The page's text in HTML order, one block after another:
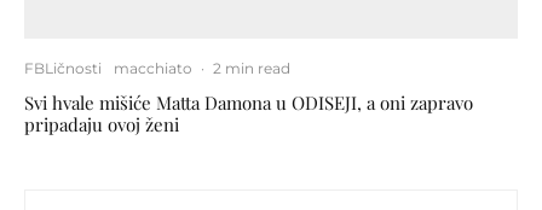
FBLičnosti macchiato · 2 min read
Svi hvale mišiće Matta Damona u ODISEJI, a oni zapravo
pripadaju ovoj ženi